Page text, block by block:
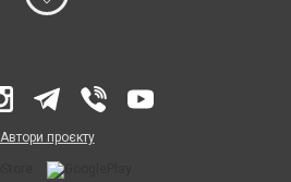
Автори проєкту